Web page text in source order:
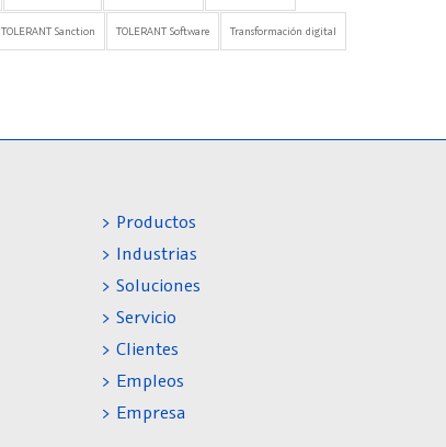
TOLERANT Sanction TOLERANT Software Transformación digital
> Productos
> Industrias
> Soluciones
> Servicio
> Clientes
> Empleos
> Empresa